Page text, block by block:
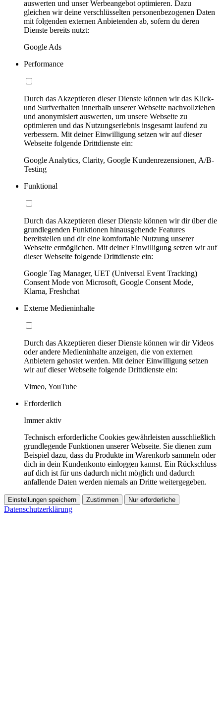
auswerten und unser Werbeangebot optimieren. Dazu
gleichen wir deine verschlüsselten personenbezogenen Daten
mit folgenden externen Anbietenden ab, sofern du deren
Dienste bereits nutzt:
Google Ads
Performance
Durch das Akzeptieren dieser Dienste können wir das Klick-
und Surfverhalten innerhalb unserer Webseite nachvollziehen
und anonymisiert auswerten, um unsere Webseite zu
optimieren und das Nutzungserlebnis insgesamt laufend zu
verbessern. Mit deiner Einwilligung setzen wir auf dieser
Webseite folgende Drittdienste ein:
Google Analytics, Clarity, Google Kundenrezensionen, A/B-
Testing
Funktional
Durch das Akzeptieren dieser Dienste können wir dir über die
grundlegenden Funktionen hinausgehende Features
bereitstellen und dir eine komfortable Nutzung unserer
Webseite ermöglichen. Mit deiner Einwilligung setzen wir auf
dieser Webseite folgende Drittdienste ein:
Google Tag Manager, UET (Universal Event Tracking)
Consent Mode von Microsoft, Google Consent Mode,
Klarna, Freshchat
Externe Medieninhalte
Durch das Akzeptieren dieser Dienste können wir dir Videos
oder andere Medieninhalte anzeigen, die von externen
Anbietern gehostet werden. Mit deiner Einwilligung setzen
wir auf dieser Webseite folgende Drittdienste ein:
Vimeo, YouTube
Erforderlich
Immer aktiv
Technisch erforderliche Cookies gewährleisten ausschließlich
grundlegende Funktionen unserer Webseite. Sie dienen zum
Beispiel dazu, dass du Produkte im Warenkorb sammeln oder
dich in dein Kundenkonto einloggen kannst. Ein Rückschluss
auf dich ist für uns dadurch nicht möglich und dadurch
anfallende Daten werden niemals an Dritte weitergegeben.
Einstellungen speichern Zustimmen Nur erforderliche
Datenschutzerklärung